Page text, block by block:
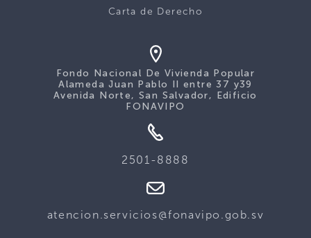
Carta de Derecho
Fondo Nacional De Vivienda Popular
Alameda Juan Pablo II entre 37 y39
Avenida Norte, San Salvador, Edificio
FONAVIPO
2501-8888
atencion.servicios@fonavipo.gob.sv